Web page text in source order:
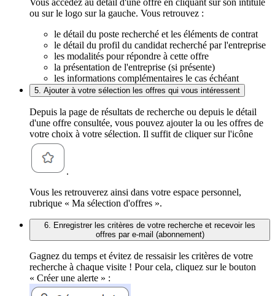
Vous accédez au détail d'une offre en cliquant sur son intitulé
ou sur le logo sur la gauche. Vous retrouvez :
le détail du poste recherché et les éléments de contrat
le détail du profil du candidat recherché par l'entreprise
les modalités pour répondre à cette offre
la présentation de l'entreprise (si présente)
les informations complémentaires le cas échéant
5. Ajouter à votre sélection les offres qui vous intéressent
Depuis la page de résultats de recherche ou depuis le détail
d'une offre consultée, vous pouvez ajouter la ou les offres de
votre choix à votre sélection. Il suffit de cliquer sur l'icône
.
Vous les retrouverez ainsi dans votre espace personnel,
rubrique « Ma sélection d'offres ».
6. Enregistrer les critères de votre recherche et recevoir les
offres par e-mail (abonnement)
Gagnez du temps et évitez de ressaisir les critères de votre
recherche à chaque visite ! Pour cela, cliquez sur le bouton
« Créer une alerte » :